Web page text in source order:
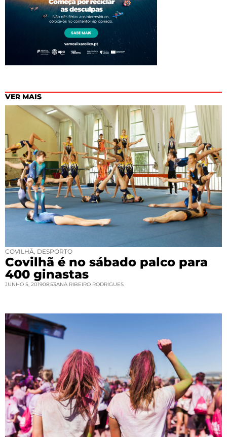
VER MAIS
COVILHÃ, DESPORTO
Covilhã é no sábado palco para
400 ginastas
JUNHO 5, 201908:53ANA RIBEIRO RODRIGUES